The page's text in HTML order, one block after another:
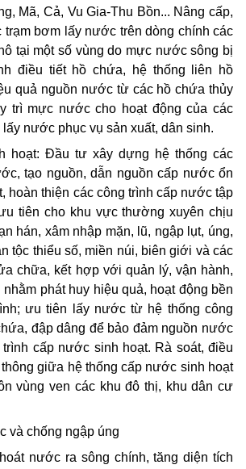
Mã, Cả, Vu Gia-Thu Bồn... Nâng cấp,
bơm lấy nước trên dòng chính các
tại một số vùng do mực nước sông bị
điều tiết hồ chứa, hệ thống liên hồ
quả nguồn nước từ các hồ chứa thủy
trì mực nước cho hoạt động của các
nước phục vụ sản xuất, dân sinh.
hoạt: Đầu tư xây dựng hệ thống các
tạo nguồn, dẫn nguồn cấp nước ổn
hoàn thiện các công trình cấp nước tập
tiên cho khu vực thường xuyên chịu
hán, xâm nhập mặn, lũ, ngập lụt, úng,
tộc thiểu số, miền núi, biên giới và các
chữa, kết hợp với quản lý, vận hành,
phát huy hiệu quả, hoạt động bền
ưu tiên lấy nước từ hệ thống công
đập dâng để bảo đảm nguồn nước
cấp nước sinh hoạt. Rà soát, điều
giữa hệ thống cấp nước sinh hoạt
vùng ven các khu đô thị, khu dân cư
và chống ngập úng
nước ra sông chính, tăng diện tích